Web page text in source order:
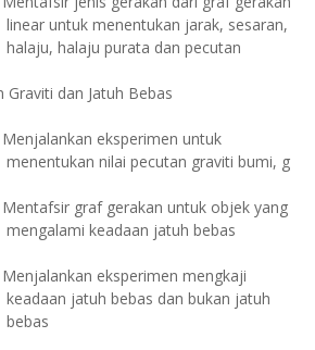
linear untuk menentukan jarak, sesaran,
halaju, halaju purata dan pecutan
Graviti dan Jatuh Bebas
Menjalankan eksperimen untuk
menentukan nilai pecutan graviti bumi, g
Mentafsir graf gerakan untuk objek yang
mengalami keadaan jatuh bebas
Menjalankan eksperimen mengkaji
keadaan jatuh bebas dan bukan jatuh
bebas